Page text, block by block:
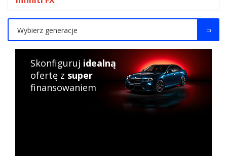
Wybierz generacje
Skonfiguruj idealną
ofertę z super
finansowaniem